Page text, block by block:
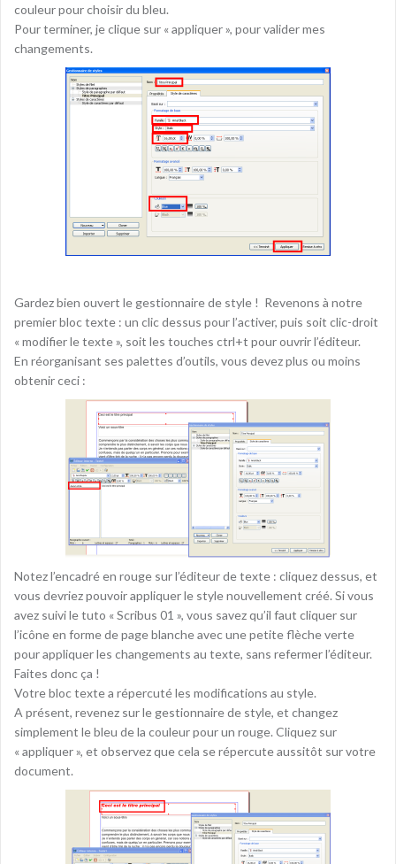
couleur pour choisir du bleu.
Pour terminer, je clique sur « appliquer », pour valider mes
changements.
Gardez bien ouvert le gestionnaire de style ! Revenons à notre
premier bloc texte : un clic dessus pour l’activer, puis soit clic-droit
« modifier le texte », soit les touches ctrl+t pour ouvrir l’éditeur.
En réorganisant ses palettes d’outils, vous devez plus ou moins
obtenir ceci :
Notez l’encadré en rouge sur l’éditeur de texte : cliquez dessus, et
vous devriez pouvoir appliquer le style nouvellement créé. Si vous
avez suivi le tuto « Scribus 01 », vous savez qu’il faut cliquer sur
l’icône en forme de page blanche avec une petite flèche verte
pour appliquer les changements au texte, sans refermer l’éditeur.
Faites donc ça !
Votre bloc texte a répercuté les modifications au style.
A présent, revenez sur le gestionnaire de style, et changez
simplement le bleu de la couleur pour un rouge. Cliquez sur
« appliquer », et observez que cela se répercute aussitôt sur votre
document.